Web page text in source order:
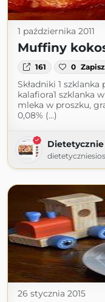
1 października 2011
Muffiny
161 0 Zapisz
Składniki 1
kalafiora1 szklanka
mleka w proszku,
0,08% (...)
Dietetycznie
26 stycznia 2015